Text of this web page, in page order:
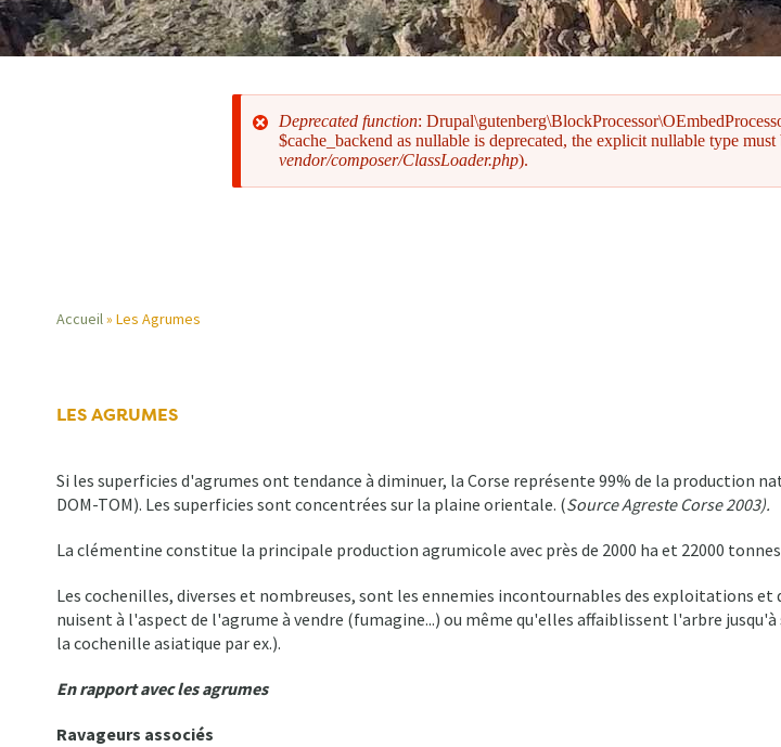
Message
Deprecated function:
$cache_backend as nullable is deprecated, the explicit nullable type must
vendor/composer/ClassLoader.php).
d'Ariane
Accueil Les Agrumes
LES AGRUMES
Si les superficies d'agrumes ont tendance à diminuer, la Corse représente 99% de la production
DOM-TOM). Les superficies sont concentrées sur la plaine orientale. (Source Agreste Corse 2003).
La clémentine constitue la principale production agrumicole avec près de 2000 ha et 22000
Les cochenilles, diverses et nombreuses, sont les ennemies incontournables des exploitations et
nuisent à l'aspect de l'agrume à vendre (fumagine...) ou même qu'elles affaiblissent l'arbre jusqu'à
la cochenille asiatique par ex.).
En rapport avec les agrumes
Ravageurs associés